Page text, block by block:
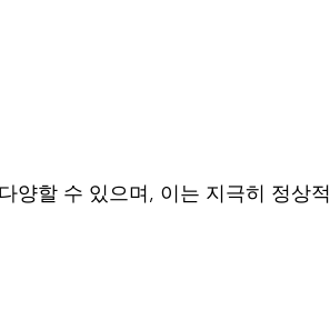
양할 수 있으며, 이는 지극히 정상적